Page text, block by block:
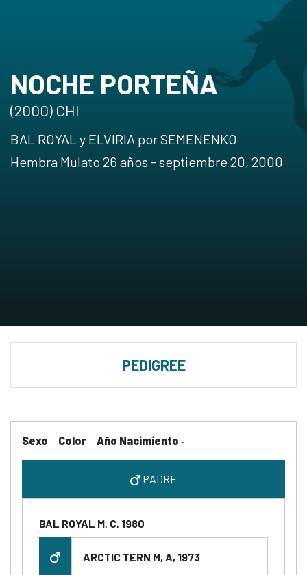
NOCHE PORTEÑA
(2000) CHI
BAL ROYAL y ELVIRIA por SEMENENKO
Hembra Mulato 26 años - septiembre 20, 2000
PEDIGREE
Sexo - Color -Año Nacimiento -
PADRE
BAL ROYAL M, C, 1980
ARCTIC TERN M, A, 1973